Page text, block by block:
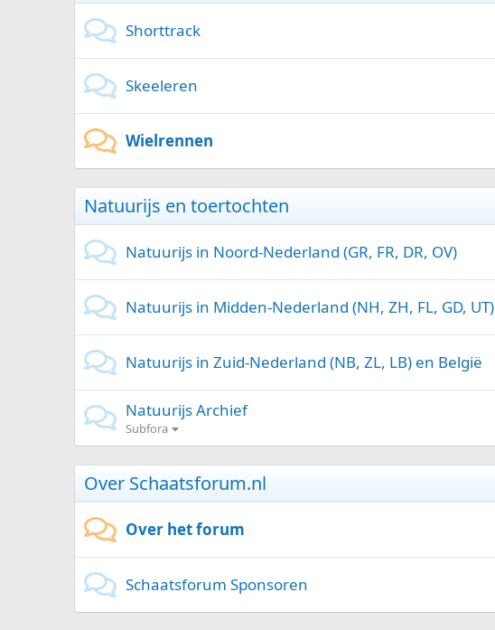
Shorttrack
Skeeleren
Wielrennen
Natuurijs en toertochten
Natuurijs in Noord-Nederland (GR, FR, DR, OV)
Natuurijs in Midden-Nederland (NH, ZH, FL, GD, UT)
Natuurijs in Zuid-Nederland (NB, ZL, LB) en België
Natuurijs Archief
Subfora
Over Schaatsforum.nl
Over het forum
Schaatsforum Sponsoren